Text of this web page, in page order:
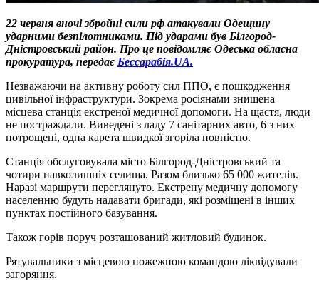
22 червня вночі збройні сили рф атакували Одещину
ударними безпілотниками. Під ударами був Білгород-
Дністровський район. Про це повідомляє Одеська обласна
прокуратура, передає Бессарабія.UA.
Незважаючи на активну роботу сил ППО, є пошкодження
цивільної інфраструктури. Зокрема росіянами знищена
місцева станція екстреної медичної допомоги. На щастя, люди
не постраждали. Виведені з ладу 7 санітарних авто, 6 з них
потрощені, одна карета швидкої згоріла повністю.
Станція обслуговувала місто Білгород-Дністровський та
чотири навколишніх селища. Разом близько 65 000 жителів.
Наразі маршрути переглянуто. Екстрену медичну допомогу
населенню будуть надавати бригади, які розміщені в інших
пунктах постійного базування.
Також горів поруч розташований житловий будинок.
Рятувальники з місцевою пожежною командою ліквідували
загоряння.